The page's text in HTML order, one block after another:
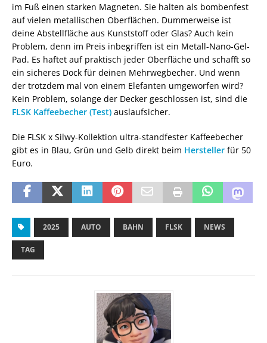
im Fuß einen starken Magneten. Sie halten als bombenfest
auf vielen metallischen Oberflächen. Dummerweise ist
deine Abstellfläche aus Kunststoff oder Glas? Auch kein
Problem, denn im Preis inbegriffen ist ein Metall-Nano-Gel-
Pad. Es haftet auf praktisch jeder Oberfläche und schafft so
ein sicheres Dock für deinen Mehrwegbecher. Und wenn
der trotzdem mal von einem Elefanten umgeworfen wird?
Kein Problem, solange der Decker geschlossen ist, sind die
FLSK Kaffeebecher (Test) auslaufsicher.
Die FLSK x Silwy-Kollektion ultra-standfester Kaffeebecher
gibt es in Blau, Grün und Gelb direkt beim Hersteller für 50
Euro.
2025 AUTO BAHN FLSK NEWS
TAG